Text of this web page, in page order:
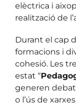
elèctrica i
realització de
Durant el cap
formacions i
cohesió. Les
estat “
generen
o l’ús de